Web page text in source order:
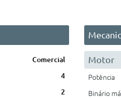
Comercial
4
2
Motor
Potência
Binário